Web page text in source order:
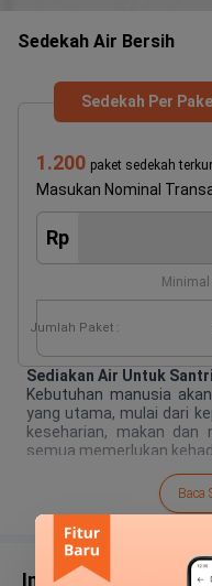
Sedekah Air Bersih
Sedekah Per
1.200 paket sedekah
Masukan Nominal
Rp
Jumlah Paket :
Sediakan Air Untuk
Kebutuhan manusia
yang utama, mulai dari
keseharian, makan dan
semua memerlukan
jauh dari fasilitas air
jarak yang tidak dekat.
Baca
Info Terbaru